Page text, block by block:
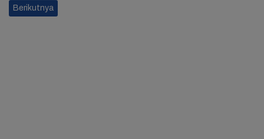
Berikutnya